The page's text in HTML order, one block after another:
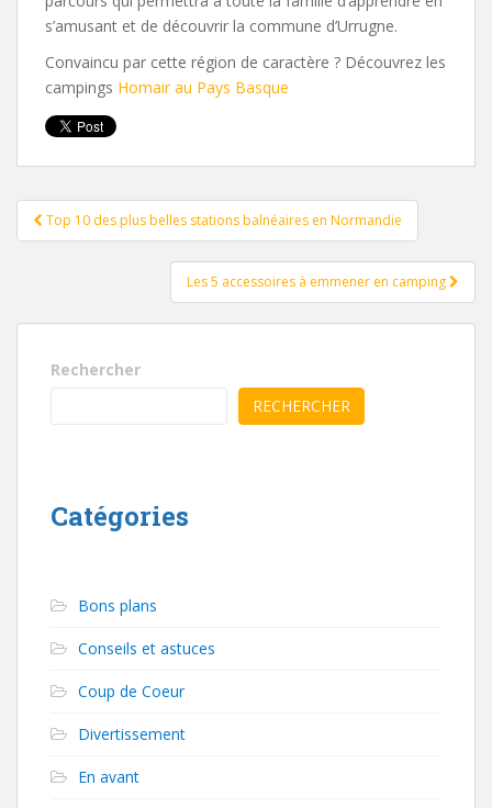
s’amusant et de découvrir la commune d’Urrugne.
Convaincu par cette région de caractère ? Découvrez les
campings Homair au Pays Basque
Pagination
d'article
Top 10 des plus belles stations balnéaires en Normandie
Les 5 accessoires à emmener en camping
Rechercher
RECHERCHER
Catégories
Bons plans
Conseils et astuces
Coup de Coeur
Divertissement
En avant